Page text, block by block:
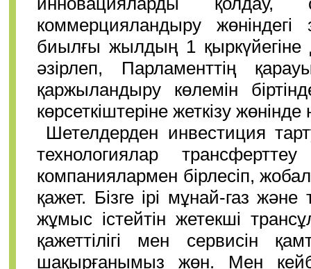
коммерцияландыру жөніндегі
биылғы жылдың 1 қыркүйегіне
әзірлеп, Парламенттің
қаржыландыру көлемін
көрсеткіштеріне жеткізу
Шетелдерден инвестиция
технологиялар
компаниялармен бірлесіп,
қажет. Бізге ірі мұнай-газ
жұмыс істейтін жетекші
қажеттілігі мен сервисін
шақырғанымыз жөн. Мен